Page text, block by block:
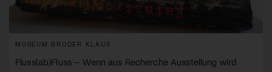
MUSEUM BRUDER KLAUS
Fluss(ab)Fluss – Wenn aus Recherche Ausstellung wird